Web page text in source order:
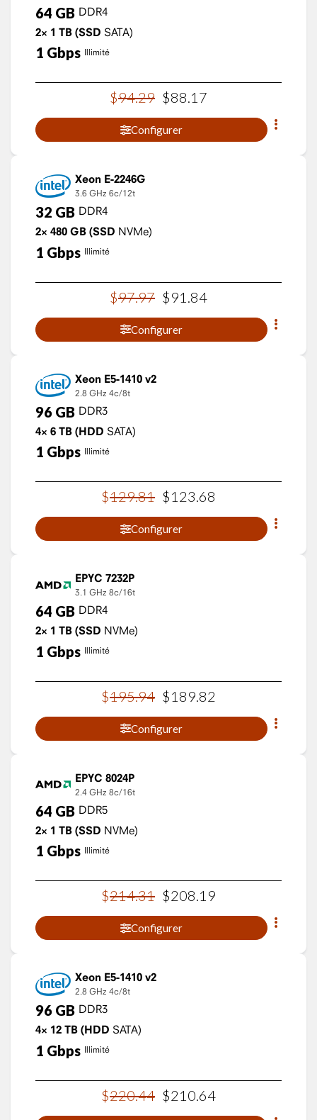
64 GB DDR4
2× 1 TB (SSD SATA)
1 Gbps Illimité
$94.29 $88.17
Configurer
Xeon E-2246G
3.6 GHz 6c/12t
32 GB DDR4
2× 480 GB (SSD NVMe)
1 Gbps Illimité
$97.97 $91 84
Configurer
Xeon E5-1410 v2
2.8 GHz 4c/8t
96 GB DDR3
4× 6 TB (HDD SATA)
1 Gbps Illimité
$129.81 $123.68
Configurer
EPYC 7232P
3.1 GHz 8c/16t
64 GB DDR4
2× 1 TB (SSD NVMe)
1 Gbps Illimité
$195.94 $189 82
Configurer
EPYC 8024P
2.4 GHz 8c/16t
64 GB DDR5
2× 1 TB (SSD NVMe)
1 Gbps Illimité
$214.31 $208.19
Configurer
Xeon E5-1410 v2
2.8 GHz 4c/8t
96 GB DDR3
4× 12 TB (HDD SATA)
1 Gbps Illimité
$220.44 $210 64